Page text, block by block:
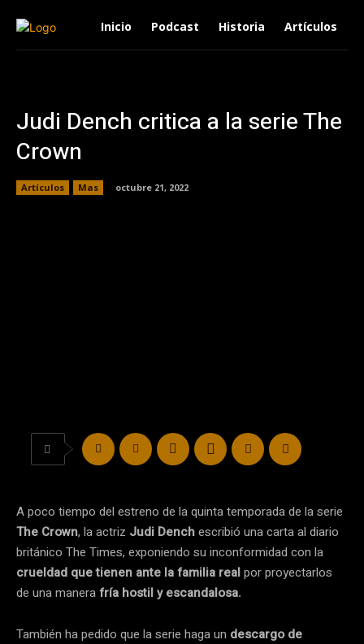
Inicio Podcast Historia Artículos
Judi Dench critica a la serie The
Crown
Artículos Mas octubre 21, 2022
A poco tiempo del estreno de la quinta temporada de la serie
The Crown, la actriz Judi Denchescribió una carta al diario
británico The Times, exponiendo su inconformidad con la
crueldad que tienen ante la familia realpor proyectarlos
de una manerafría hostil y escandalosa.
También ha pedido que la serie haga un descargo de